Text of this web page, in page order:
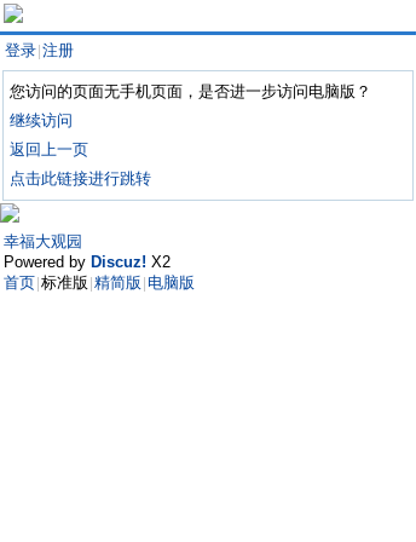
登录 注册
您访问的页面无手机页面，是否进一步访问电脑版？
继续访问
返回上一页
点击此链接进行跳转
幸福大观园
Powered by Discuz! X2
首页 标准版 精简版 电脑版